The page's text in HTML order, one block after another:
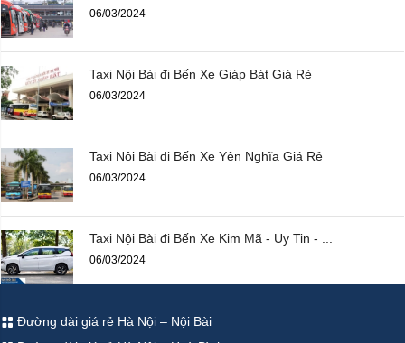
06/03/2024
Taxi Nội Bài đi Bến Xe Giáp Bát Giá Rẻ
06/03/2024
Taxi Nội Bài đi Bến Xe Yên Nghĩa Giá Rẻ
06/03/2024
Taxi Nội Bài đi Bến Xe Kim Mã - Uy Tin - ...
06/03/2024
Đường dài giá rẻ Hà Nội – Nội Bài